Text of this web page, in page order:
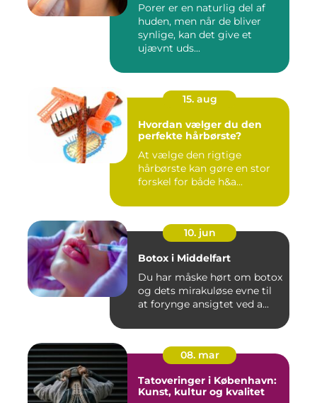
Porer er en naturlig del af
huden, men når de bliver
synlige, kan det give et
ujævnt uds...
15. aug
Hvordan vælger du den
perfekte hårbørste?
At vælge den rigtige
hårbørste kan gøre en stor
forskel for både h&a...
10. jun
Botox i Middelfart
Du har måske hørt om botox
og dets mirakuløse evne til
at forynge ansigtet ved a...
08. mar
Tatoveringer i København:
Kunst, kultur og kvalitet